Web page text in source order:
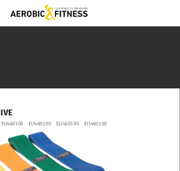
EL14601.00 EL14602.00 EL14603.00 EL14603.00